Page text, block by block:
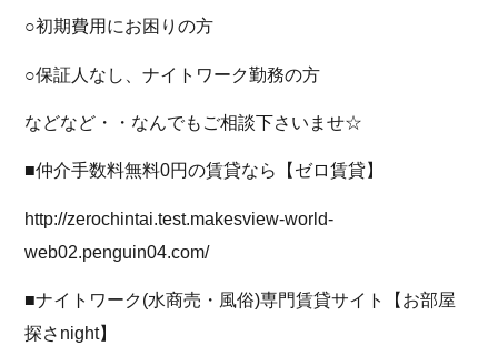
○初期費用にお困りの方
○保証人なし、ナイトワーク勤務の方
などなど・・なんでもご相談下さいませ☆
■仲介手数料無料0円の賃貸なら【ゼロ賃貸】
http://zerochintai.test.makesview-world-
web02.penguin04.com/
■ナイトワーク(水商売・風俗)専門賃貸サイト【お部屋
探さnight】